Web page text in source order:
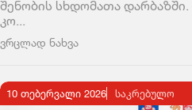
შენობის სხდომათა დარბაზში.
კო...
ვრცლად ნახვა
10 თებერვალი 2026 ᲡᲐᲙᲠᲔᲑᲣᲚᲝ